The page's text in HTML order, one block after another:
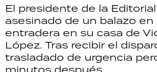
El presidente de la
asesinado de un balazo en
entradera en su casa de
López. Tras recibir el
trasladado de urgencia
minutos después.
GRAN HERMANO
SALUD
DEPORTES